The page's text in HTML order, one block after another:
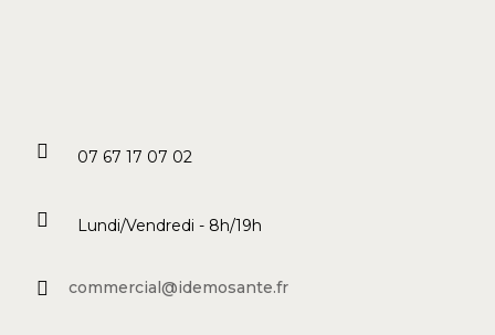
07 67 17 07 02
Lundi/Vendredi - 8h/19h
commercial@idemosante.fr